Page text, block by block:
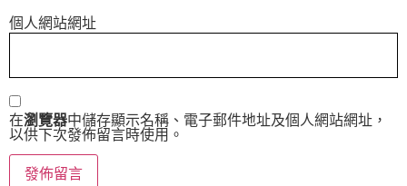
個人網站網址
在瀏覽器中儲存顯示名稱、電子郵件地址及個人網站網址，
以供下次發佈留言時使用。